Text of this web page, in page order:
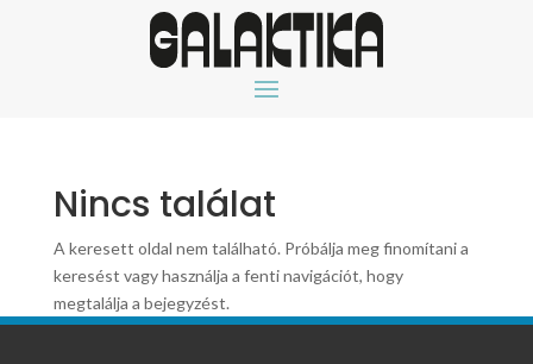
Nincs találat
A keresett oldal nem található. Próbálja meg finomítani a
keresést vagy használja a fenti navigációt, hogy
megtalálja a bejegyzést.